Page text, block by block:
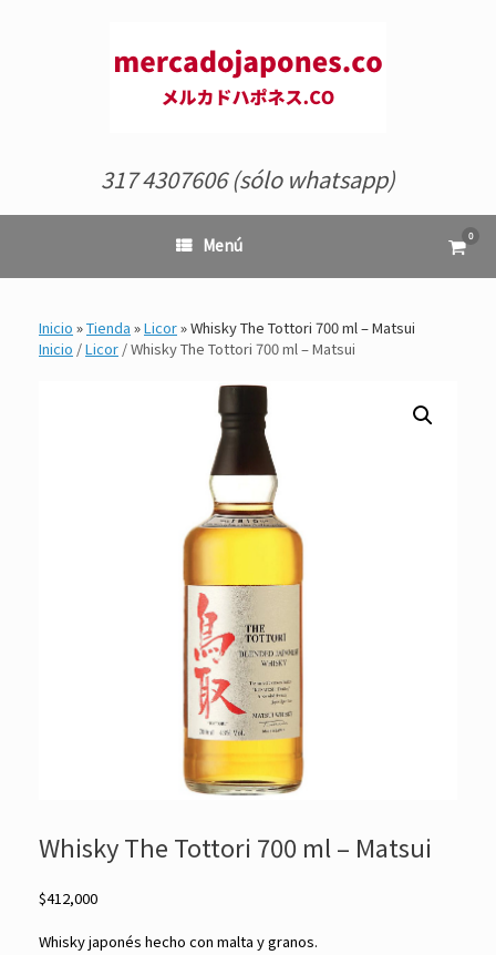
317 4307606 (sólo whatsapp)
Menú Ver
el
0
Inicio »Tienda »Licor»Whisky The Tottori 700 ml – Matsui
Inicio /Licor / Whisky The Tottori 700 ml – Matsui
Whisky The Tottori 700 ml – Matsui
$412,000
Whisky japonés hecho con malta y granos.